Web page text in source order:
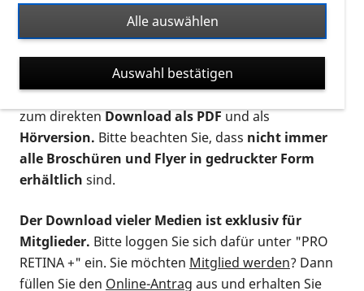
Ort. Nutzen Sie den Formatfilter, um ausschließlich
nach Flyern und Broschüren, Audios oder Videos zu
suchen. Die meisten Flyer und Broschüren werden in
verschiedenen Formaten angeboten: zur
postalischen Bestellung als gedruckte Variante
zum direktenDownload als PDFund als
Hörversion. Bitte beachten Sie, dass nicht immer
alle Broschüren und Flyer in gedruckter Form
erhältlich sind.
Der Download vieler Medien ist exklusiv für
Mitglieder. Bitte loggen Sie sich dafür unter "PRO
RETINA +" ein. Sie möchten Mitglied werden? Dann
füllen Sie den Online-Antrag aus und erhalten Sie
Alle auswählen
Auswahl bestätigen